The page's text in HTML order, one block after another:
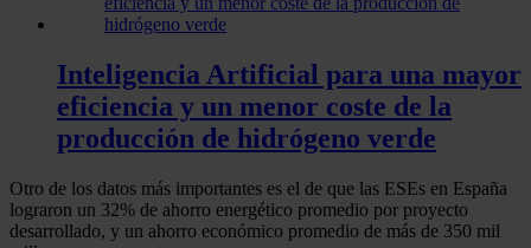
Inteligencia Artificial para una mayor
eficiencia y un menor coste de la
producción de hidrógeno verde
Otro de los datos más importantes es el de que las ESEs en España
lograron un 32% de ahorro energético promedio por proyecto
desarrollado, y un ahorro económico promedio de más de 350 mil